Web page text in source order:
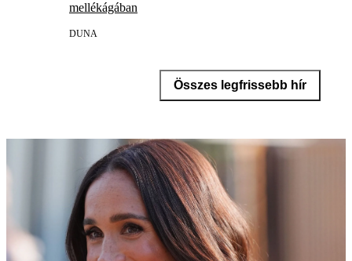
mellékágában
DUNA
Összes legfrissebb hír